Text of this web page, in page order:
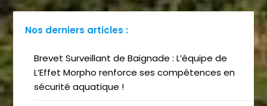
Nos derniers articles :
Brevet Surveillant de Baignade : L’équipe de
L’Effet Morpho renforce ses compétences en
sécurité aquatique !